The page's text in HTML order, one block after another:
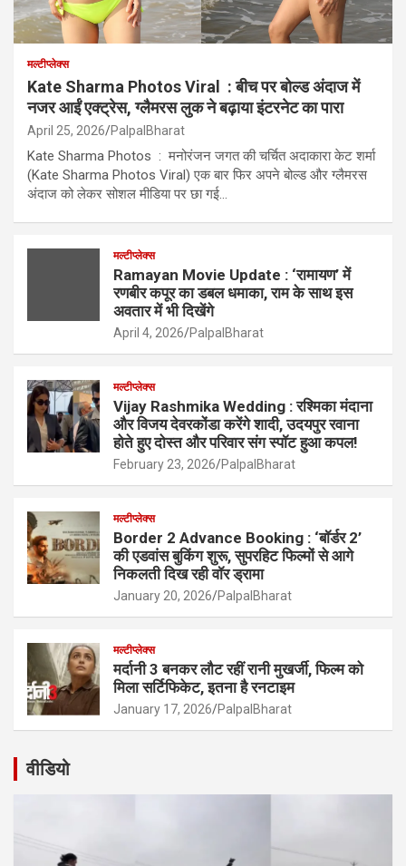
मल्टीप्लेक्स
Kate Sharma Photos Viral : बीच पर बोल्ड अंदाज में
नजर आईं एक्ट्रेस, ग्लैमरस लुक ने बढ़ाया इंटरनेट का पारा
April 25, 2026 PalpalBharat
Kate Sharma Photos : मनोरंजन जगत की चर्चित अदाकारा केट शर्मा
(Kate Sharma Photos Viral) एक बार फिर अपने बोल्ड और ग्लैमरस
अंदाज को लेकर सोशल मीडिया पर छा गई…
मल्टीप्लेक्स
Ramayan Movie Update : ‘रामायण’ में
रणबीर कपूर का डबल धमाका, राम के साथ इस
अवतार में भी दिखेंगे
April 4, 2026 PalpalBharat
मल्टीप्लेक्स
Vijay Rashmika Wedding : रश्मिका मंदाना
और विजय देवरकोंडा करेंगे शादी, उदयपुर रवाना
होते हुए दोस्त और परिवार संग स्पॉट हुआ कपल!
February 23, 2026 PalpalBharat
मल्टीप्लेक्स
Border 2 Advance Booking : ‘बॉर्डर 2’
की एडवांस बुकिंग शुरू, सुपरहिट फिल्मों से आगे
निकलती दिख रही वॉर ड्रामा
January 20, 2026 PalpalBharat
मल्टीप्लेक्स
मर्दानी 3 बनकर लौट रहीं रानी मुखर्जी, फिल्म को
मिला सर्टिफिकेट, इतना है रनटाइम
January 17, 2026 PalpalBharat
वीडियो